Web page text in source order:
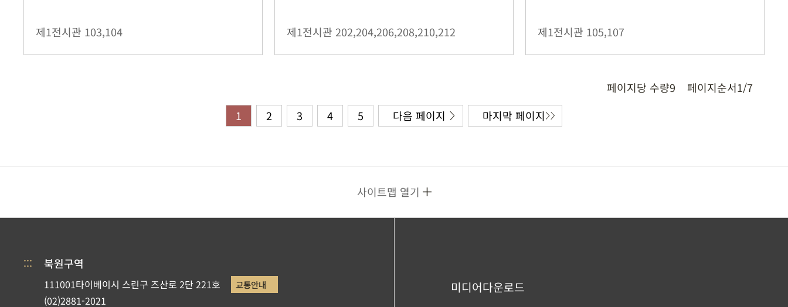
제1전시관 103,104 제1전시관 202,204,206,208,210,212 제1전시관 105,107
페이지당 수량9 페이지순서1/7
1
2 3 4 5 다음 페이지 마지막 페이지
사이트맵 열기
::: 북원구역
111001타이베이시 스린구 즈산로 2단 221호 교통안내
(02)2881-2021
미디어다운로드